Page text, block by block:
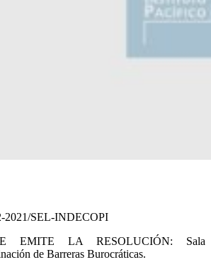
2021/SEL-INDECOPI
EMITE LA RESOLUCIÓN: Sala
de Barreras Burocráticas.